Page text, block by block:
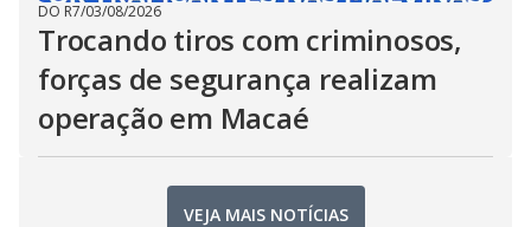
DO R7/03/08/2026
Trocando tiros com criminosos,
forças de segurança realizam
operação em Macaé
VEJA MAIS NOTÍCIAS